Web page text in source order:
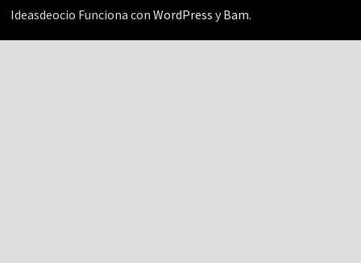
Ideasdeocio Funciona con WordPress yBam.